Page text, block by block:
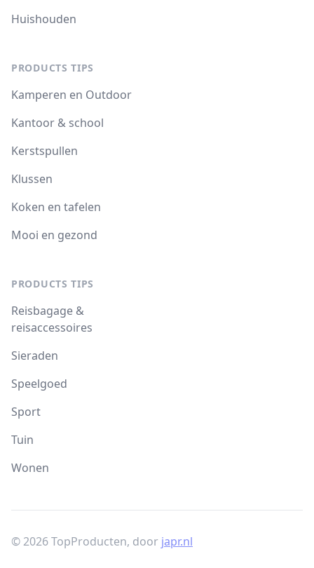
Huishouden
PRODUCTS TIPS
Kamperen en Outdoor
Kantoor & school
Kerstspullen
Klussen
Koken en tafelen
Mooi en gezond
PRODUCTS TIPS
Reisbagage &
reisaccessoires
Sieraden
Speelgoed
Sport
Tuin
Wonen
© 2026 TopProducten, door japr.nl